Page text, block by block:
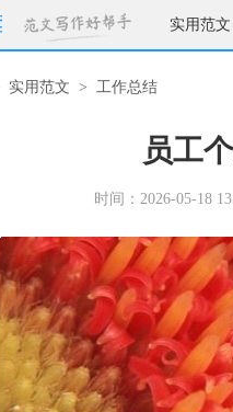
实用范文
实用范文 > 工作总结
员工
时间：2026-05-18